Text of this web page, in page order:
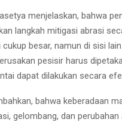
menjelaskan, bahwa
langkah mitigasi abrasi
besar, namun di sisi
pesisir harus
dapat dilakukan secara
bahwa keberadaan
gelombang, dan